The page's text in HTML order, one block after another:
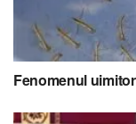
Fenomenul